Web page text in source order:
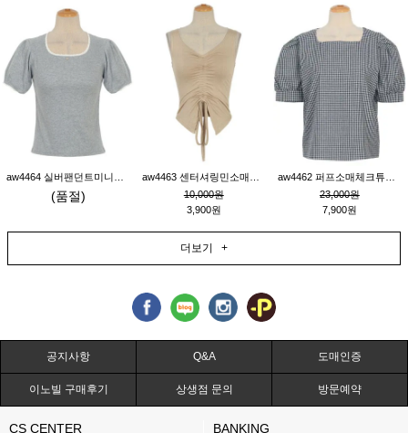
(품절)
10,000원
3,900원
23,000원
7,900원
더보기 +
공지사항 Q&A 도매인증
이노빌 구매후기 상생점 문의 방문예약
CS CENTER BANKING